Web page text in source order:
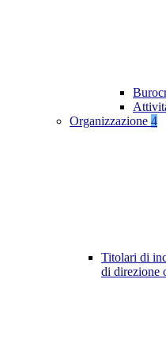
Organizzazione 4
Titolari di
di direzione